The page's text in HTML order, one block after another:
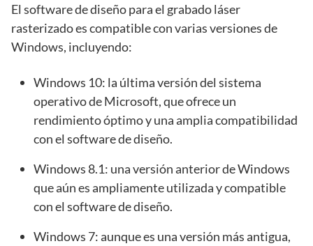
El software de diseño para el grabado láser
rasterizado es compatible con varias versiones de
Windows, incluyendo:
Windows 10: la última versión del sistema
operativo de Microsoft, que ofrece un
rendimiento óptimo y una amplia compatibilidad
con el software de diseño.
Windows 8.1: una versión anterior de Windows
que aún es ampliamente utilizada y compatible
con el software de diseño.
Windows 7: aunque es una versión más antigua,